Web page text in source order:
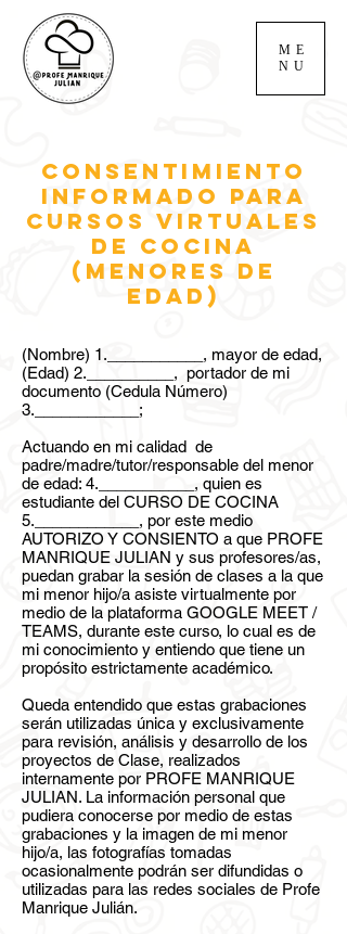
ME
NU
CONSENTIMIENTO
INFORMADO PARA
CURSOS VIRTUALES
DE COCINA
(menores de
edad)
(Nombre) 1.___________, mayor de edad,
(Edad) 2.__________, portador de mi
documento (Cedula Número)
3.____________;
Actuando en mi calidad de
padre/madre/tutor/responsable del menor
de edad: 4.___________, quien es
estudiante del CURSO DE COCINA
5.____________, por este medio
AUTORIZO Y CONSIENTO a que PROFE
MANRIQUE JULIAN y sus profesores/as,
puedan grabar la sesión de clases a la que
mi menor hijo/a asiste virtualmente por
medio de la plataforma GOOGLE MEET /
TEAMS, durante este curso, lo cual es de
mi conocimiento y entiendo que tiene un
propósito estrictamente académico.
Queda entendido que estas grabaciones
serán utilizadas única y exclusivamente
para revisión, análisis y desarrollo de los
proyectos de Clase, realizados
internamente por PROFE MANRIQUE
JULIAN. La información personal que
pudiera conocerse por medio de estas
grabaciones y la imagen de mi menor
hijo/a, las fotografías tomadas
ocasionalmente podrán ser difundidas o
utilizadas para las redes sociales de Profe
Manrique Julián.